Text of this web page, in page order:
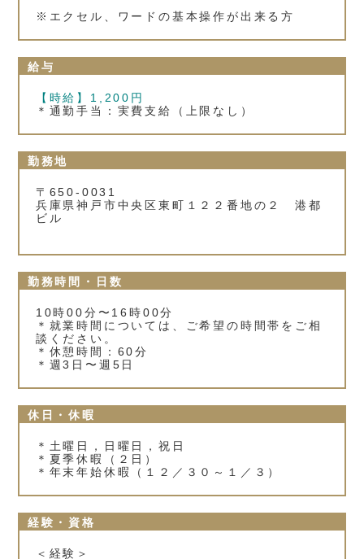
※エクセル、ワードの基本操作が出来る方
給与
【時給】1,200円
＊通勤手当：実費支給（上限なし）
勤務地
〒650-0031
兵庫県神戸市中央区東町１２２番地の２ 港都
ビル
勤務時間・日数
10時00分〜16時00分
＊就業時間については、ご希望の時間帯をご相
談ください。
＊休憩時間：60分
＊週3日〜週5日
休日・休暇
＊土曜日，日曜日，祝日
＊夏季休暇（２日）
＊年末年始休暇（１２／３０～１／３）
経験・資格
＜経験＞